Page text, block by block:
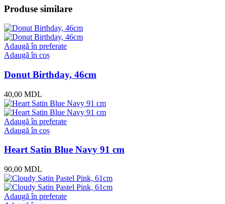
Produse similare
Adaugă în preferate
Adaugă în coș
Donut Birthday, 46cm
40,00 MDL
Adaugă în preferate
Adaugă în coș
Heart Satin Blue Navy 91 cm
90,00 MDL
Adaugă în preferate